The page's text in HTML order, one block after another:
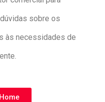
sobre os
às necessidades de